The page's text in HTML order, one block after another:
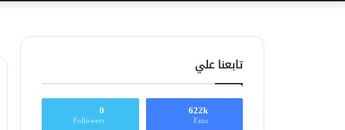
تابعنا علي
622k
Fans
0
Followers